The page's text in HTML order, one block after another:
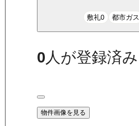
敷礼0 都市ガス
0 人が登録済み
物件画像を見る